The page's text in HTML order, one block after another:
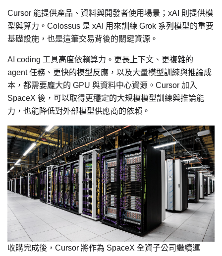
Cursor 能提供產品、資料與開發者使用場景；xAI 則提供模
型與算力。Colossus 是 xAI 用來訓練 Grok 系列模型的重要
基礎設施，也是這筆交易背後的關鍵資源。
AI coding 工具高度依賴算力。更長上下文、更複雜的
agent 任務、更快的模型反應，以及大量模型訓練與推論成
本，都需要龐大的 GPU 與資料中心資源。Cursor 加入
SpaceX 後，可以取得更穩定的大規模模型訓練與推論能
力，也能降低對外部模型供應商的依賴。
收購完成後，Cursor 將作為 SpaceX 全資子公司繼續運